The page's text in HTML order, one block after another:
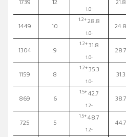
-1.0
12
1739
28.8
+1.2
-1.0
10
1449
31.8
+1.2
-1.0
9
1304
35.3
+1.2
-1.0
8
1159
42.7
+1.5
-1.2
6
869
48.7
+1.5
-1.2
5
725